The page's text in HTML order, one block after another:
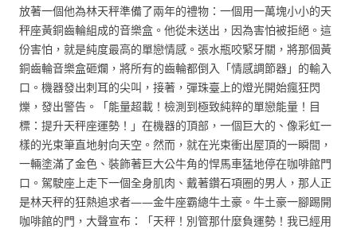
放著一個他為林天秤準備了兩年的禮物：一個用一萬塊小小的天
秤座黃銅齒輪組成的音樂盒。他從未送出，因為害怕被拒絕。這
份害怕，就是純度最高的單戀情感。張水瓶咬緊牙關，將那個黃
銅齒輪音樂盒砸爛，將所有的齒輪都倒入「情感調節器」的輸入
口。機器發出刺耳的尖叫，接著，彈珠臺上的燈光開始瘋狂閃
爍，發出警告。「能量超載！檢測到極致純粹的單戀能量！目
標：提升天秤座運勢！」在機器的頂部，一個巨大的、像彩虹一
樣的光束筆直地射向天空。然而，就在光束衝出屋頂的一瞬間，
一輛塗滿了金色、裝飾著巨大公牛角的悍馬車猛地停在咖啡館門
口。駕駛座上走下一個全身肌肉、戴著鑽石項圈的男人，那人正
是林天秤的狂熱追求者——金牛座霸總牛土豪。牛土豪一腳踢開
咖啡館的門，大聲宣布：「天秤！別管那什麼負運勢！我已經用